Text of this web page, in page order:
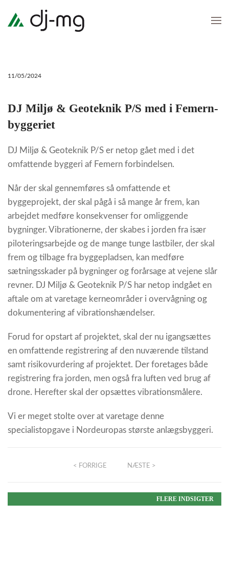
Skip
11/05/2024
DJ Miljø & Geoteknik P/S med i Femern-
byggeriet
DJ Miljø & Geoteknik P/S er netop gået med i det
omfattende byggeri af Femern forbindelsen.
Når der skal gennemføres så omfattende et
byggeprojekt, der skal pågå i så mange år frem, kan
arbejdet medføre konsekvenser for omliggende
bygninger. Vibrationerne, der skabes i jorden fra især
piloteringsarbejde og de mange tunge lastbiler, der skal
frem og tilbage fra byggepladsen, kan medføre
sætningsskader på bygninger og forårsage at vejene slår
revner. DJ Miljø & Geoteknik P/S har netop indgået en
aftale om at varetage kerneområder i overvågning og
dokumentering af vibrationshændelser.
Forud for opstart af projektet, skal der nu igangsættes
en omfattende registrering af den nuværende tilstand
samt risikovurdering af projektet. Der foretages både
registrering fra jorden, men også fra luften ved brug af
drone. Herefter skal der opsættes vibrationsmålere.
Vi er meget stolte over at varetage denne
specialistopgave i Nordeuropas største anlægsbyggeri.
< FORRIGE NÆSTE >
FLERE INDSIGTER